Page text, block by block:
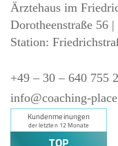
Ärztehaus im
Dorotheenstraße 56
Station:
+49 – 30 – 640 755
info@coaching-